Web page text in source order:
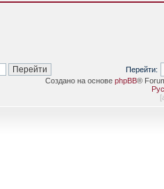
Перейти:
Создано на основе phpBB®
[